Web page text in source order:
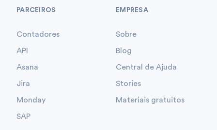
PARCEIROS
Contadores
API
Asana
Jira
Monday
SAP
EMPRESA
Sobre
Blog
Central de Ajuda
Stories
Materiais gratuitos